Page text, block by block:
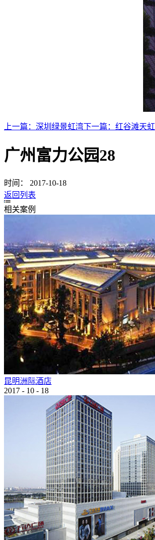
上一篇： 深圳绿景虹湾下一篇： 红谷滩天虹
广州富力公园28
时间：
2017-10-18
返回列表
相关案例
昆明洲际酒店
2017 - 10 - 18